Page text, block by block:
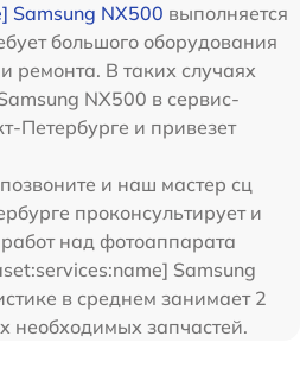
Samsung NX500 выполняется
большого оборудования
ремонта. В таких случаях
NX500 в сервис-
Петербурге и привезет
и наш мастер сц
проконсультирует и
работ над фотоаппарата
Samsung
в среднем занимает 2
необходимых запчастей.